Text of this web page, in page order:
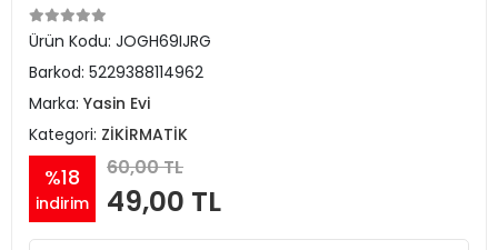
Ürün Kodu: JOGH69IJRG
Barkod: 5229388114962
Marka: Yasin Evi
Kategori: ZİKİRMATİK
%18
indirim
60,00 TL
49,00 TL